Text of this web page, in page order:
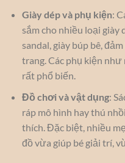
Giày dép và phụ kiện:
sắm cho nhiều loại giày
sandal, giày búp bê,
trang. Các phụ kiện như
rất phổ biến.
Đồ chơi và vật dụng:
ráp mô hình hay thú
thích. Đặc biệt, nhiều
đồ vừa giúp bé giải trí,